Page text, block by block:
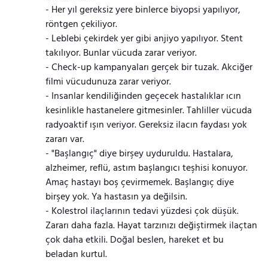
- Her yıl gereksiz yere binlerce biyopsi yapılıyor,
röntgen çekiliyor.
- Leblebi çekirdek yer gibi anjiyo yapılıyor. Stent
takılıyor. Bunlar vücuda zarar veriyor.
- Check-up kampanyaları gerçek bir tuzak. Akciğer
filmi vücudunuza zarar veriyor.
- Insanlar kendiliğinden geçecek hastalıklar ıcın
kesinlikle hastanelere gitmesinler. Tahliller vücuda
radyoaktif ışın veriyor. Gereksiz ilacın faydası yok
zararı var.
- "Başlangıç" diye birşey uyduruldu. Hastalara,
alzheimer, reflü, astım başlangıcı teşhisi konuyor.
Amaç hastayı boş çevirmemek. Başlangıç diye
birşey yok. Ya hastasın ya değilsin.
- Kolestrol ilaçlarının tedavi yüzdesi çok düşük.
Zararı daha fazla. Hayat tarzınızı değiştirmek ilaçtan
çok daha etkili. Doğal beslen, hareket et bu
beladan kurtul.